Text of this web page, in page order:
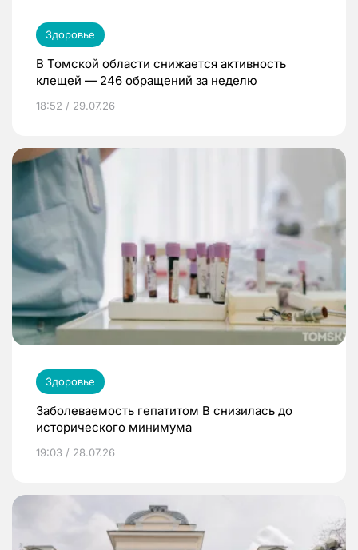
Здоровье
В Томской области снижается активность
клещей — 246 обращений за неделю
18:52 / 29.07.26
Здоровье
Заболеваемость гепатитом В снизилась до
исторического минимума
19:03 / 28.07.26